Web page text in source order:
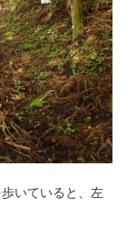
いていると、左